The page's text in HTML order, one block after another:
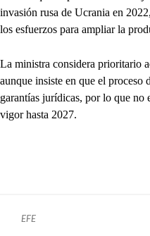
invasión rusa de Ucrania en
los esfuerzos para ampliar la
La ministra considera prioritario
aunque insiste en que el proceso
garantías jurídicas, por lo que no
vigor hasta 2027.
EFE